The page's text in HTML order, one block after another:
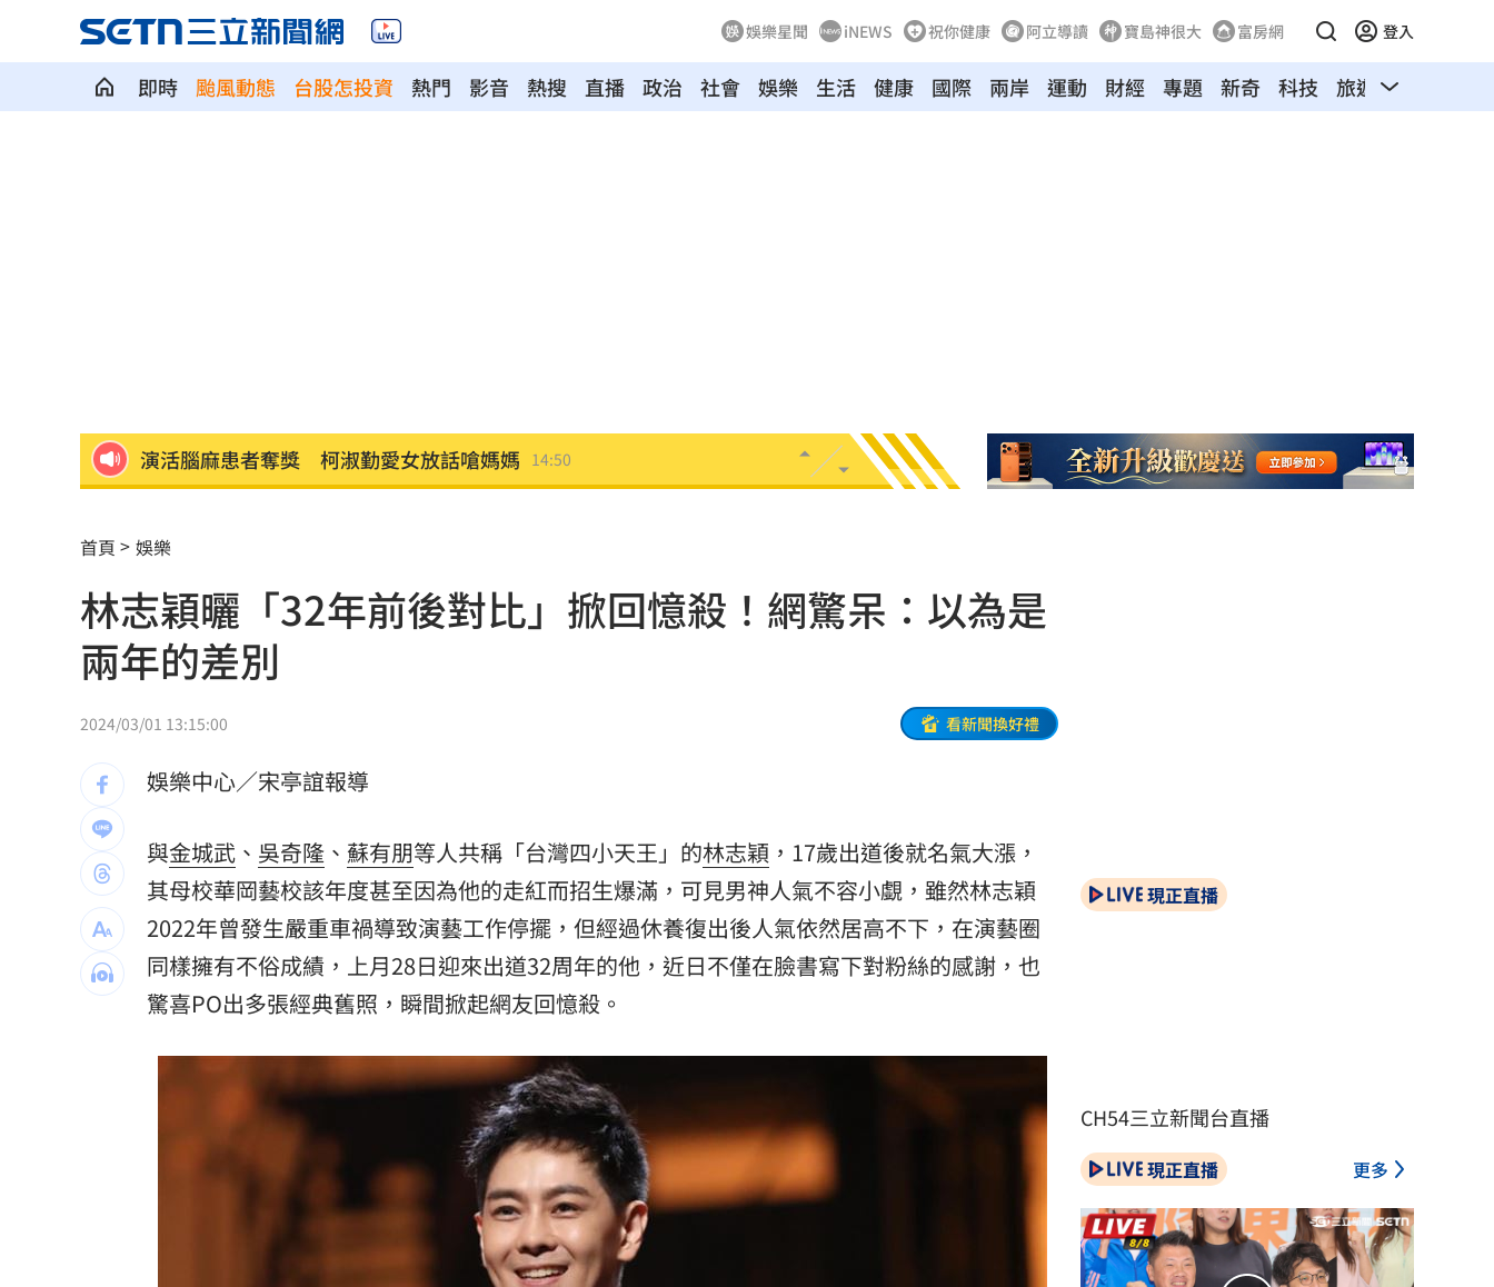
娛樂星聞 iNEWS 祝你健康 阿立導讀 寶島神很大 富房網 登入
即時 颱風動態 台股怎投資 熱門 影音 熱搜 直播 政治 社會 娛樂 生活 健康 國際 兩岸 運動 財經 專題 新奇 科技 旅遊 汽車
役男潛逃被抓曝悲慘處境！兄母入獄缺錢花 14:46
上節目驚傳拿不到酬勞 8點檔男星曝內幕
白海豚殺到家門口！下週恐又有熱帶擾動 14:36
自稱台大學姐遭追問 姜厚任女友回應了
聽一句「老公」！單親媽交5卡下場慘
非洲這國拒絕台灣護照入境 外交部發聲了
中國富婆加60場吻戲 短劇剛上線慘遭下架 14:28
亡妹慘遭公公毒手 表姊曝父親節悲傷現況 14:27
兄弟2資深主力倒下 張志豪、許基宏動刀 14:23
美國揭最新UFO檔案 巨型三角飛行物曝光 14:20
漢光42無人機秀攻擊力 展現濱海打擊能力 14:20
賈靜雯父親節憶亡父 自曝被當兒子養大 14:19
台灣彩券開獎直播中
LIVE三立+24小時直播
三立iNEWS新聞台線上直播
首頁 娛樂
林志穎曬「32年前後對比」掀回憶殺！網驚呆：以為是
兩年的差別
2024/03/01 13:15:00 看新聞換好禮
娛樂中心／宋亭誼報導
與金城武 、 吳奇隆 、 蘇有朋等人共稱「台灣四小天王」的林志穎 ，17歲出道後就名氣大漲，
其母校華岡藝校該年度甚至因為他的走紅而招生爆滿，可見男神人氣不容小覷，雖然林志穎
2022年曾發生嚴重車禍導致演藝工作停擺，但經過休養復出後人氣依然居高不下，在演藝圈
同樣擁有不俗成績，上月28日迎來出道32周年的他，近日不僅在臉書寫下對粉絲的感謝，也
驚喜PO出多張經典舊照，瞬間掀起網友回憶殺。
現正直播
CH54三立新聞台直播
現正直播 更多